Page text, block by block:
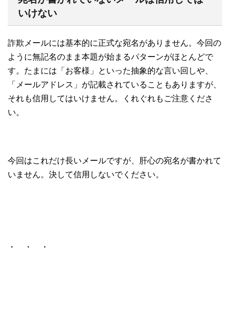
いけない
詐欺メールには基本的に正式な宛名がありません。今回の
ように無記名のまま本題が始まるパターンがほとんどで
す。たまには「お客様」といった抽象的な言い回しや、
「メールアドレス」が記載されていることもありますが、
それも信用してはいけません。くれぐれもご注意くださ
い。
今回はこれだけ長いメールですが、肝心の宛名が書かれて
いません。決して信用しないでください。
・ ・ ・